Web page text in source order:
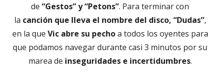
de “Gestos” y “Petons”. Para terminar con
la canción que lleva el nombre del disco, “Dudas”,
en la que Vic abre su pechoa todos los oyentes para
que podamos navegar durante casi 3 minutos por su
marea de inseguridades e incertidumbres.